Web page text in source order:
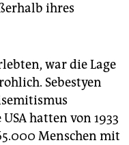
ihres
war die Lage
Sebestyen
hatten von 1933
Menschen mit